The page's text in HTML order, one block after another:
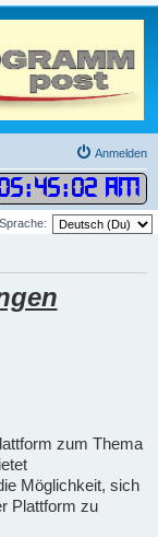
Anmelden
:45:03 AM
Sprache:
zum Thema
Möglichkeit, sich
Plattform zu